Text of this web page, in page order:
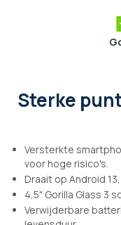
Sterke
Versterkte
voor hoge risico's.
Draait op Android
4,5" Gorilla Glass 3
Verwijderbare